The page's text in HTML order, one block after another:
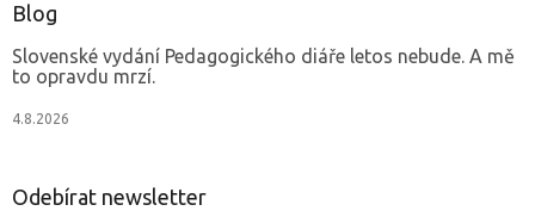
Blog
Slovenské vydání Pedagogického diáře letos nebude. A mě
to opravdu mrzí.
4.8.2026
Odebírat newsletter